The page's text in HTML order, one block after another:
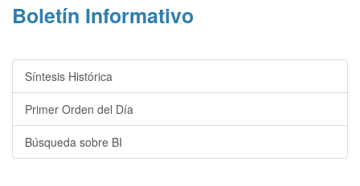
Boletín Informativo
Síntesis Histórica
Primer Orden del Día
Búsqueda sobre BI